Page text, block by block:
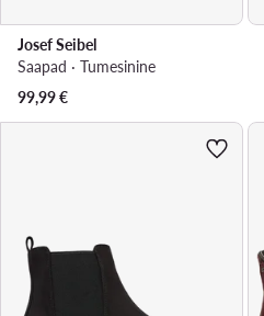
Josef Seibel
Saapad · Tumesinine
99,99€